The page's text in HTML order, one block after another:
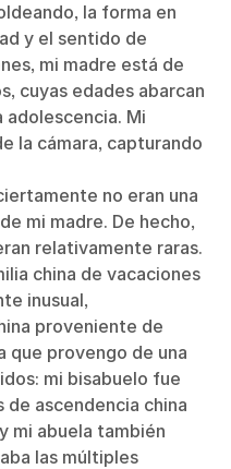
la forma en
y el sentido de
mi madre está de
cuyas edades abarcan
adolescencia. Mi
la cámara, capturando
no eran una
mi madre. De hecho,
relativamente raras.
china de vacaciones
inusual,
proveniente de
que provengo de una
mi bisabuelo fue
de ascendencia china
mi abuela también
las múltiples